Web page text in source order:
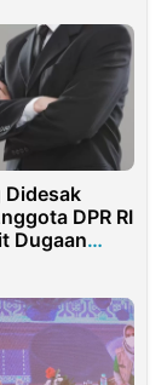
Indonesia
Didesak
DPR RI
Dugaan